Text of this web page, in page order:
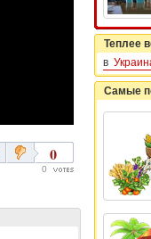
0
0
Теплее
в
Самые